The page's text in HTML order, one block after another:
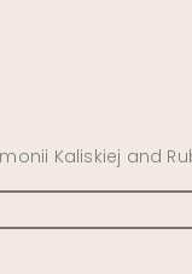
Kaliskiej and